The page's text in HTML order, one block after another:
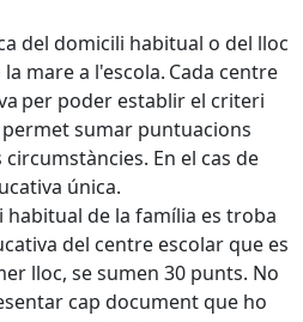
del domicili habitual o del lloc
mare a l'escola. Cada centre
per poder establir el criteri
sumar puntuacions
En el cas de
única.
habitual de la família es troba
del centre escolar que es
lloc, se sumen 30 punts. No
cap document que ho